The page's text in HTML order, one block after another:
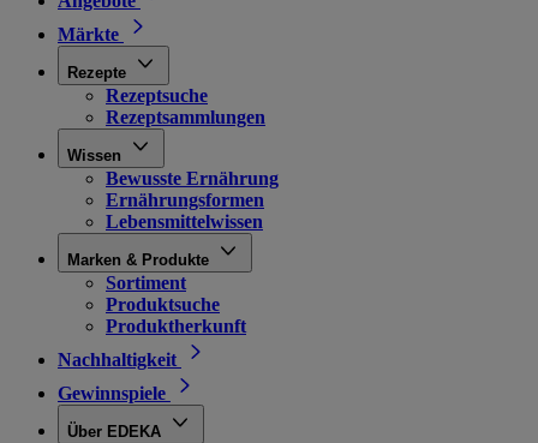
Märkte
Rezepte
Rezeptsuche
Rezeptsammlungen
Wissen
Bewusste Ernährung
Ernährungsformen
Lebensmittelwissen
Marken & Produkte
Sortiment
Produktsuche
Produktherkunft
Nachhaltigkeit
Gewinnspiele
Über EDEKA